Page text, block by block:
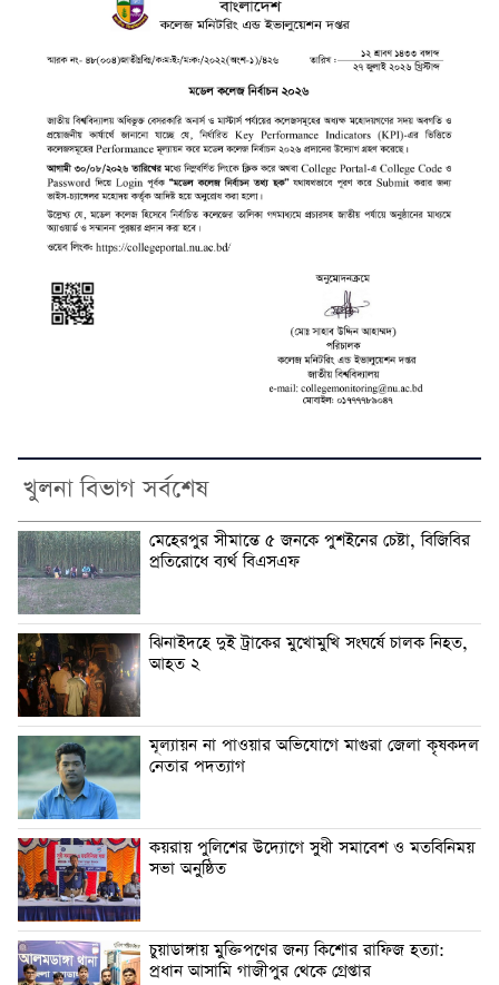
খুলনা বিভাগ সর্বশেষ
মেহেরপুর সীমান্তে ৫ জনকে পুশইনের চেষ্টা, বিজিবির
প্রতিরোধে ব্যর্থ বিএসএফ
ঝিনাইদহে দুই ট্রাকের মুখোমুখি সংঘর্ষে চালক নিহত,
আহত ২
মূল্যায়ন না পাওয়ার অভিযোগে মাগুরা জেলা কৃষকদল
নেতার পদত্যাগ
কয়রায় পুলিশের উদ্যোগে সুধী সমাবেশ ও মতবিনিময়
সভা অনুষ্ঠিত
চুয়াডাঙ্গায় মুক্তিপণের জন্য কিশোর রাফিজ হত্যা:
প্রধান আসামি গাজীপুর থেকে গ্রেপ্তার